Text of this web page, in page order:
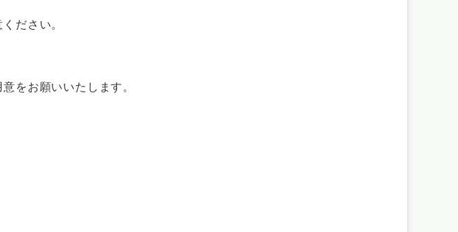
ださい。
をお願いいたします。